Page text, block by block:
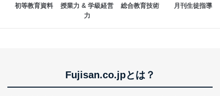
の不要なアクセスを防止しています。
アクセス者の識別と認証
初等教育資料
授業力 & 学級経営
力
総合教育技術 月刊生徒指導
Fujisan.co.jpとは？